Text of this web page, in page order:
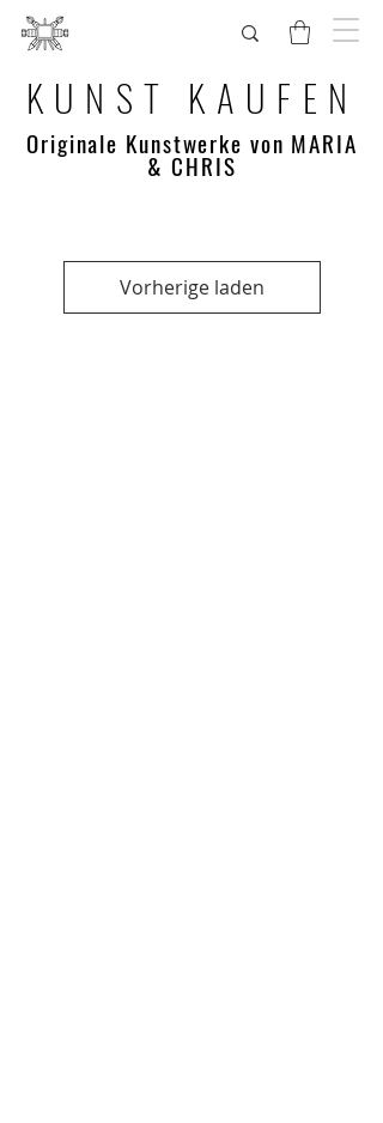
KUNST KAUFEN
Originale Kunstwerke von MARIA
& CHRIS
Vorherige laden